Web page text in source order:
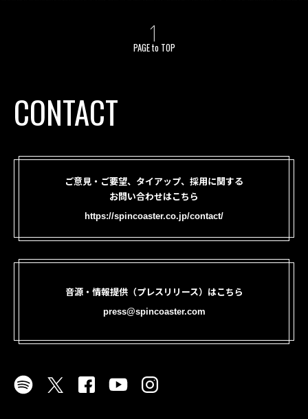
PAGE to TOP
CONTACT
ご意見・ご要望、タイアップ、採用に関する
お問い合わせはこちら
https://spincoaster.co.jp/contact/
音源・情報提供（プレスリリース）はこちら
press@spincoaster.com